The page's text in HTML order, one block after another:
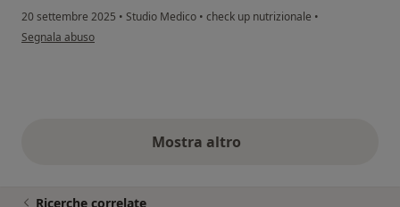
20 settembre 2025 • Studio Medico • check up nutrizionale •
secondo l'opinione dell'utente Maria
Segnala abuso
Mostra altroopinioni di cui sopra
Ricerche correlate